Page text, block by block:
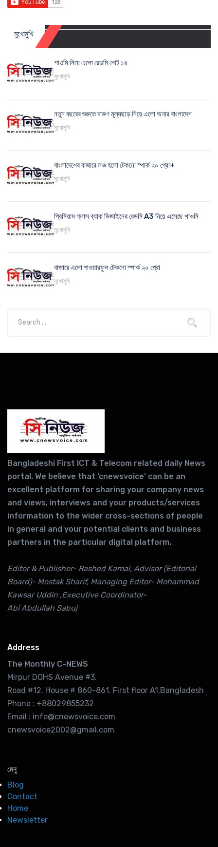
মুখোমুখি
শাওমি নিয়ে এলো রেডমি নোট ১৪
মুখোমুখি
নতুন বছরের শুরুতে দারুণ মূল্যছাড় নিয়ে এলো অনার বাংলাদেশ
মুখোমুখি
বাংলাদেশের বাজারে লঞ্চ হলো টেকনো স্পার্ক ২০ প্রো+
মুখোমুখি
প্রিমিয়াম গ্লাস ব্যাক ডিজাইনের রেডমি A3 নিয়ে এসেছে শাওমি
মুখোমুখি
বাজারে এলো পাওয়ারফুল টেকনো স্পার্ক ২০ প্রো
মুখোমুখি
Bangladeshi First ICT & Telecom related daily News
portal. We believe that ‘cnewsvoice’ can be an
excellent platform for sharing your company news
and views, interviews and your products/services
information to the wider cross-sections of people
in general and your potential clients and business
partners in the particular digital platform.
Editor & Publisher- Rashed Kamal, Advisor (Editorial
Board)- Mostak Sharif, Managing Editor- Mohammad
Kawsar Uddin ,Executive Coordinator-
Abi Abdullah Sabuj
Address
The Monthly C-NEWS
Mirpur DOHS Avenue #3.
Road #12. House # 860-861. First floor A1,Bangladesh
Phone : +88029855232
Email : info@cnewsvoice.com
cnewsvoice2002@gmail.com
মেনু
Blog
Contact
Home
Newsletter